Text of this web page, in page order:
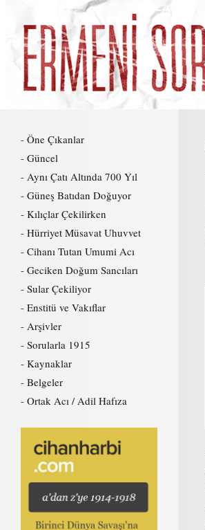
Öne Çıkanlar
Güncel
Aynı Çatı Altında 700 Yıl
Güneş Batıdan Doğuyor
Kılıçlar Çekilirken
Hürriyet Müsavat Uhuvvet
Cihanı Tutan Umumi Acı
Geciken Doğum Sancıları
Sular Çekiliyor
Enstitü ve Vakıflar
Arşivler
Sorularla 1915
Kaynaklar
Belgeler
Ortak Acı / Adil Hafıza